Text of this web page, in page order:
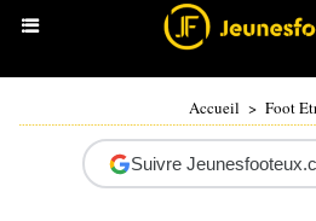
Accueil > Foot
Suivre